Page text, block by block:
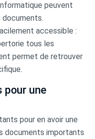
peuvent
documents.
accessible :
tous les
permet de retrouver
pour une
pour en avoir une
documents importants